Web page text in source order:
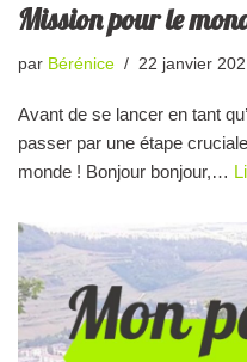
Mission pour le
par Bérénice 22 janvier
Avant de se lancer en tant
passer par une étape
monde ! Bonjour bonjour,…